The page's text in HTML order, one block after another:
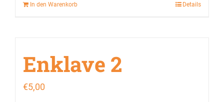
In den Warenkorb Details
Enklave 2
€5,00